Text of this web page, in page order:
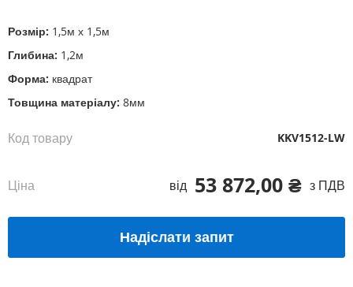
зображень
Розмір: 1,5м х 1,5м
Глибина: 1,2м
Форма: квадрат
Товщина матеріалу: 8мм
53 872,00 ₴ з ПДВ
Ціна від
Код товару KKV1512-LW
Надіслати запит